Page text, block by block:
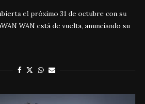
el próximo 31 de octubre con su
WAN está de vuelta, anunciando su